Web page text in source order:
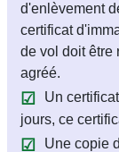
d'enlèvement
certificat
de vol doit être
agréé.
Un
jours, ce
Une copie